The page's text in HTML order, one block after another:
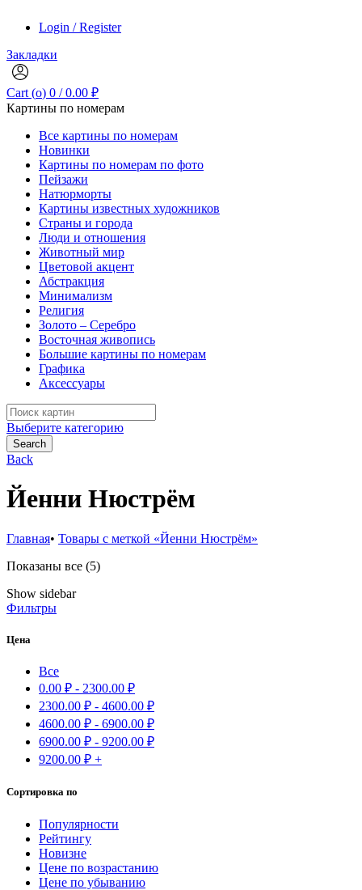
Login / Register
Закладки
Cart (o) 0 / 0.00 ₽
Картины по номерам
Все картины по номерам
Новинки
Картины по номерам по фото
Пейзажи
Натюрморты
Картины известных художников
Страны и города
Люди и отношения
Животный мир
Цветовой акцент
Абстракция
Минимализм
Религия
Золото – Серебро
Восточная живопись
Большие картины по номерам
Графика
Аксессуары
Search
for:
Выберите категорию
Search
Back
Йенни Нюстрём
Главная• Товары с меткой «Йенни Нюстрём»
Показаны все (5)Сортировка:
Show sidebar
Фильтры
Цена
Все
0.00 ₽ - 2300.00 ₽
2300.00 ₽ - 4600.00 ₽
4600.00 ₽ - 6900.00 ₽
6900.00 ₽ - 9200.00 ₽
9200.00 ₽ +
Сортировка по
Популярности
Рейтингу
Новизне
Цене по возрастанию
Цене по убыванию